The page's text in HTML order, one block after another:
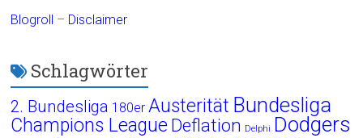
Blogroll – Disclaimer
Schlagwörter
2. Bundesliga 180er Austerität Bundesliga
Champions League Deflation Delphi Dodgers